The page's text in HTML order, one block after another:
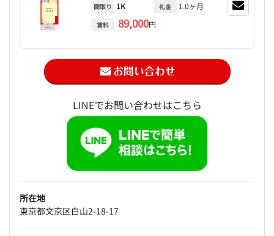
間取り 1K
賃料 89,000円
礼金 1.0ヶ月
LINEでお問い合わせはこちら
所在地
東京都文京区白山2-18-17